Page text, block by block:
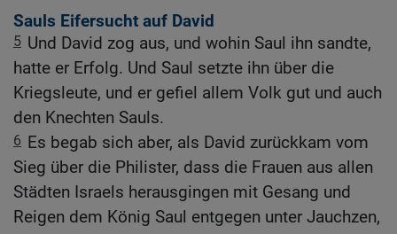
Sauls Eifersucht auf David
5 Und David zog aus, und wohin Saul ihn sandte,
hatte er Erfolg. Und Saul setzte ihn über die
Kriegsleute, und er gefiel allem Volk gut und auch
den Knechten Sauls.
6 Es begab sich aber, als David zurückkam vom
Sieg über die Philister, dass die Frauen aus allen
Städten Israels herausgingen mit Gesang und
Reigen dem König Saul entgegen unter Jauchzen,